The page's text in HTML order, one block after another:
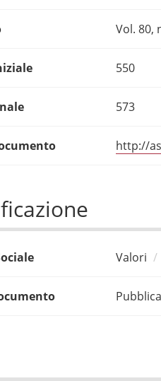
Vol. 80,
550
573
http://
Valori